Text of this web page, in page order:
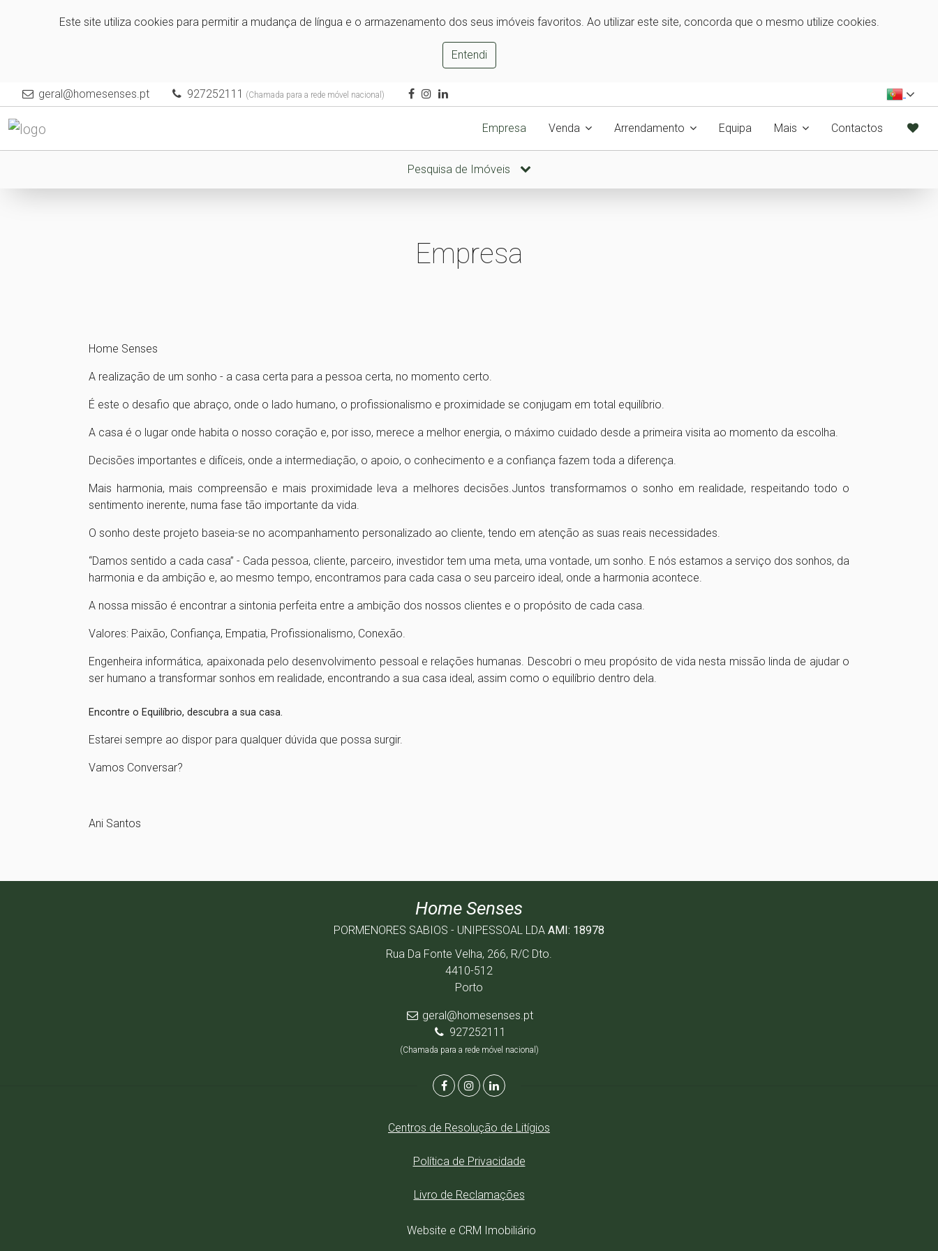
Este site utiliza cookies para permitir a mudança de língua e o armazenamento dos seus imóveis favoritos. Ao utilizar este site, concorda que o mesmo utilize cookies.
Entendi
geral@homesenses.pt 927252111 (Chamada para a rede móvel nacional)
Empresa Venda Arrendamento Equipa Mais Contactos
Pesquisa de Imóveis
Empresa
Home Senses
A realização de um sonho - a casa certa para a pessoa certa, no momento certo.
É este o desafio que abraço, onde o lado humano, o profissionalismo e proximidade se conjugam em total equilíbrio.
A casa é o lugar onde habita o nosso coração e, por isso, merece a melhor energia, o máximo cuidado desde a primeira visita ao momento da escolha.
Decisões importantes e difíceis, onde a intermediação, o apoio, o conhecimento e a confiança fazem toda a diferença.
Mais harmonia, mais compreensão e mais proximidade leva a melhores decisões.Juntos transformamos o sonho em realidade, respeitando todo o
sentimento inerente, numa fase tão importante da vida.
O sonho deste projeto baseia-se no acompanhamento personalizado ao cliente, tendo em atenção as suas reais necessidades.
“Damos sentido a cada casa” - Cada pessoa, cliente, parceiro, investidor tem uma meta, uma vontade, um sonho. E nós estamos a serviço dos sonhos, da
harmonia e da ambição e, ao mesmo tempo, encontramos para cada casa o seu parceiro ideal, onde a harmonia acontece.
A nossa missão é encontrar a sintonia perfeita entre a ambição dos nossos clientes e o propósito de cada casa.
Valores: Paixão, Confiança, Empatia, Profissionalismo, Conexão.
Engenheira informática, apaixonada pelo desenvolvimento pessoal e relações humanas. Descobri o meu propósito de vida nesta missão linda de ajudar o
ser humano a transformar sonhos em realidade, encontrando a sua casa ideal, assim como o equilíbrio dentro dela.
Encontre o Equilíbrio, descubra a sua casa.
Estarei sempre ao dispor para qualquer dúvida que possa surgir.
Vamos Conversar?
Ani Santos
Home Senses
PORMENORES SABIOS - UNIPESSOAL LDA AMI: 18978
Rua Da Fonte Velha, 266, R/C Dto.
4410-512
Porto
geral@homesenses.pt
927252111
(Chamada para a rede móvel nacional)
Centros de Resolução de Litígios
Política de Privacidade
Livro de Reclamações
Website e CRM Imobiliário